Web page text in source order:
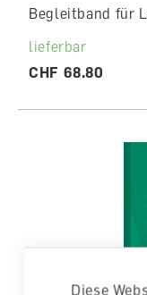
Begleitband für
lieferbar
CHF 68.80
Diese